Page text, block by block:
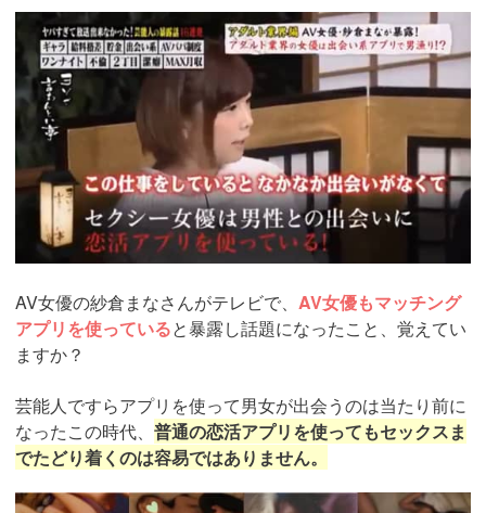
AV女優の紗倉まなさんがテレビで、 AV女優もマッチング
アプリを使っていると暴露し話題になったこと、覚えてい
ますか？
芸能人ですらアプリを使って男女が出会うのは当たり前に
なったこの時代、 普通の恋活アプリを使ってもセックスま
でたどり着くのは容易ではありません。
https://pcmax.jp/lp/?